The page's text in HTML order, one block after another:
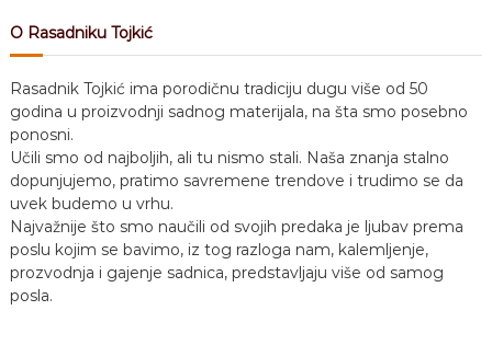
O Rasadniku Tojkić
Rasadnik Tojkić ima porodičnu tradiciju dugu više od 50
godina u proizvodnji sadnog materijala, na šta smo posebno
ponosni.
Učili smo od najboljih, ali tu nismo stali. Naša znanja stalno
dopunjujemo, pratimo savremene trendove i trudimo se da
uvek budemo u vrhu.
Najvažnije što smo naučili od svojih predaka je ljubav prema
poslu kojim se bavimo, iz tog razloga nam, kalemljenje,
prozvodnja i gajenje sadnica, predstavljaju više od samog
posla.